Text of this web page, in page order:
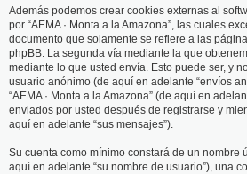
Además podemos crear cookies externas al
por “AEMA · Monta a la Amazona”, las cuales
documento que solamente se refiere a las
phpBB. La segunda vía mediante la que
mediante lo que usted envía. Esto puede ser, y
usuario anónimo (de aquí en adelante “envíos
“AEMA · Monta a la Amazona” (de aquí en
enviados por usted después de registrarse y
aquí en adelante “sus mensajes”).
Su cuenta como mínimo constará de un nombre
aquí en adelante “su nombre de usuario”), una